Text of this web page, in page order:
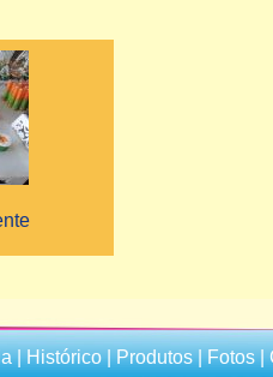
|Histórico|Produtos|Fotos|